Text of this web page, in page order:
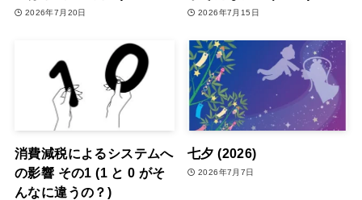
2026年7月20日 2026年7月15日
消費減税によるシステムへ
の影響 その1 (1 と 0 がそ
んなに違うの？)
七夕 (2026)
2026年7月7日